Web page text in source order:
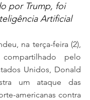
por Trump, foi
Artificial
na terça-feira (2),
pelo
Unidos, Donald
um ataque das
americanas contra